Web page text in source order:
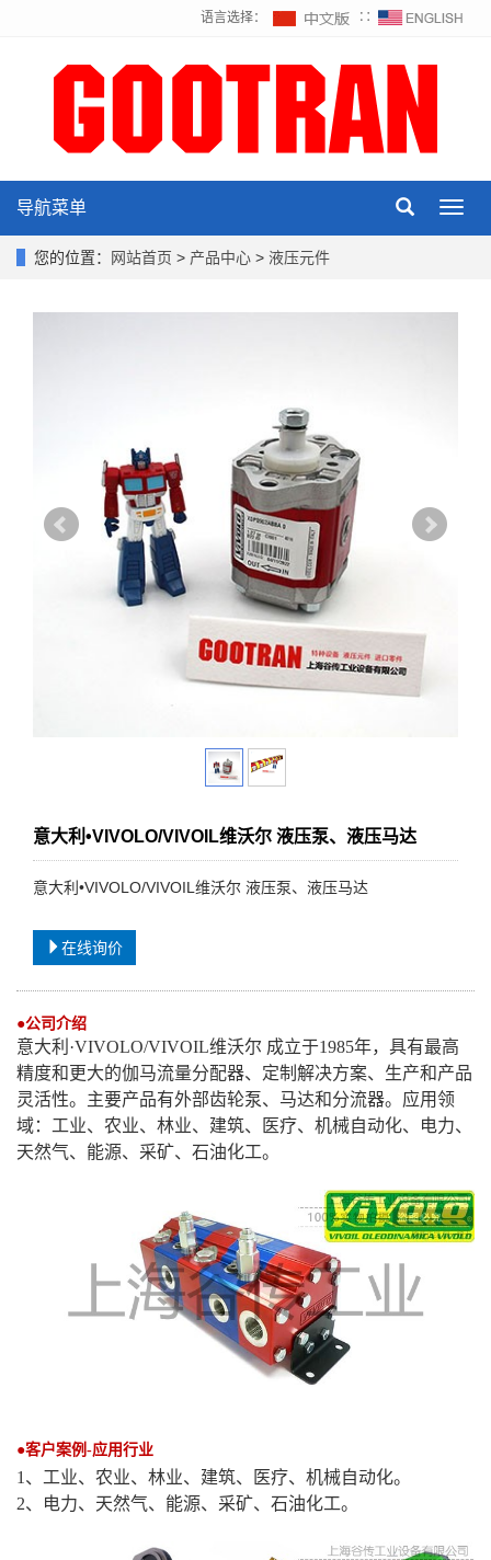
语言选择： ∷
导航菜单
您的位置： 网站首页 > 产品中心 > 液压元件
意大利•VIVOLO/VIVOIL维沃尔 液压泵、液压马达
意大利•VIVOLO/VIVOIL维沃尔 液压泵、液压马达
在线询价
●公司介绍
意大利 ·VIVOLO/VIVOIL维沃尔 成立于1985年，具有最高
精度和更大的伽马流量分配器、定制解决方案、生产和产品
灵活性。主要产品有外部齿轮泵、马达和分流器。应用领
域：工业、农业、林业、建筑、医疗、机械自动化、电力、
天然气、能源、采矿、石油化工。
●客户案例-应用行业
1、工业、农业、林业、建筑、医疗、机械自动化。
2、电力、天然气、能源、采矿、石油化工。